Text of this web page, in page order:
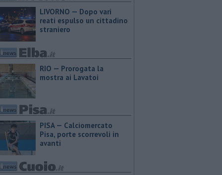
LIVORNO — Dopo vari
reati espulso un cittadino
straniero
RIO — Prorogata la
mostra ai Lavatoi
PISA — Calciomercato
Pisa, porte scorrevoli in
avanti